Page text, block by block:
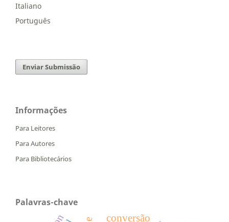
Italiano
Português
Enviar Submissão
Informações
Para Leitores
Para Autores
Para Bibliotecários
Palavras-chave
conversão